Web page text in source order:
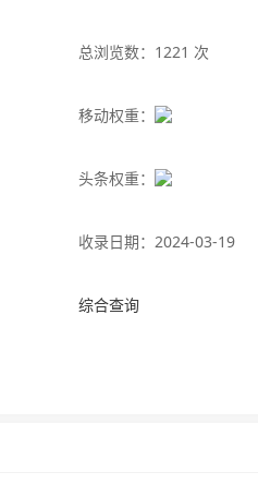
总浏览数：1221 次
移动权重：
头条权重：
收录日期：2024-03-19
综合查询